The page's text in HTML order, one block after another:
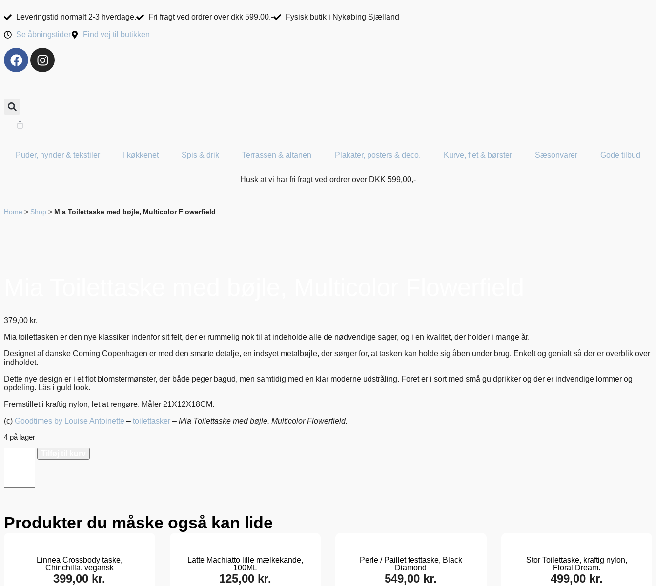
Leveringstid normalt 2-3 hverdage. Fri fragt ved ordrer over dkk 599,00,- Fysisk butik i Nykøbing Sjælland
Se åbningstider Find vej til butikken
Puder, hynder & tekstiler I køkkenet Spis & drik Terrassen & altanen Plakater, posters & deco. Kurve, flet & børster Sæsonvarer Gode tilbud
Husk at vi har fri fragt ved ordrer over DKK 599,00,-
Home > Shop > Mia Toilettaske med bøjle, Multicolor Flowerfield
379,00 kr.
Mia toilettasken er den nye klassiker indenfor sit felt, der er rummelig nok til at indeholde alle de nødvendige sager, og i en kvalitet, der holder i mange år.
Designet af danske Coming Copenhagen er med den smarte detalje, en indsyet metalbøjle, der sørger for, at tasken kan holde sig åben under brug. Enkelt og genialt så der er overblik over
indholdet.
Dette nye design er i et flot blomstermønster, der både peger bagud, men samtidig med en klar moderne udstråling. Foret er i sort med små guldprikker og der er indvendige lommer og
opdeling. Lås i guld look.
Fremstillet i kraftig nylon, let at rengøre. Måler 21X12X18CM.
(c) Goodtimes by Louise Antoinette – toilettasker – Mia Toilettaske med bøjle, Multicolor Flowerfield.
4 på lager
Produkter du måske også kan lide
Linnea Crossbody taske,
Chinchilla, vegansk
399,00 kr.
Latte Machiatto lille mælkekande,
100ML
125,00 kr.
Perle / Paillet festtaske, Black
Diamond
549,00 kr.
Stor Toilettaske, kraftig nylon,
Floral Dream.
499,00 kr.